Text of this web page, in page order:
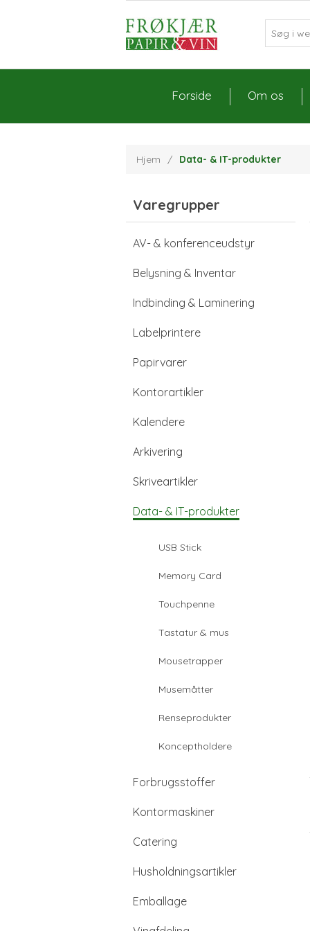
Forside Om os
Hjem / Data- & IT-produkter
Varegrupper
AV- & konferenceudstyr
Belysning & Inventar
Indbinding & Laminering
Labelprintere
Papirvarer
Kontorartikler
Kalendere
Arkivering
Skriveartikler
Data- & IT-produkter
USB Stick
Memory Card
Touchpenne
Tastatur & mus
Mousetrapper
Musemåtter
Renseprodukter
Konceptholdere
Forbrugsstoffer
Kontormaskiner
Catering
Husholdningsartikler
Emballage